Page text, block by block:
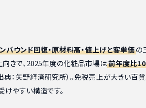
バウンド回復・原材料高・値上げと客単価の
きで、2025年度の化粧品市場は前年度比
典：矢野経済研究所）。免税売上が大きい百
けやすい構造です。